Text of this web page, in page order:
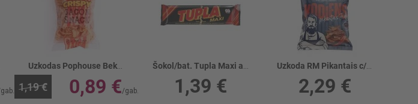
Uzkodas Pophouse Bekona kraukšķi
1,19 € 0,89 €
Šokol/bat. Tupla Maxi ar mandelēm
1,39 €
Uzkoda RM Pikantais c/g jerky KODIENS
2,29 €